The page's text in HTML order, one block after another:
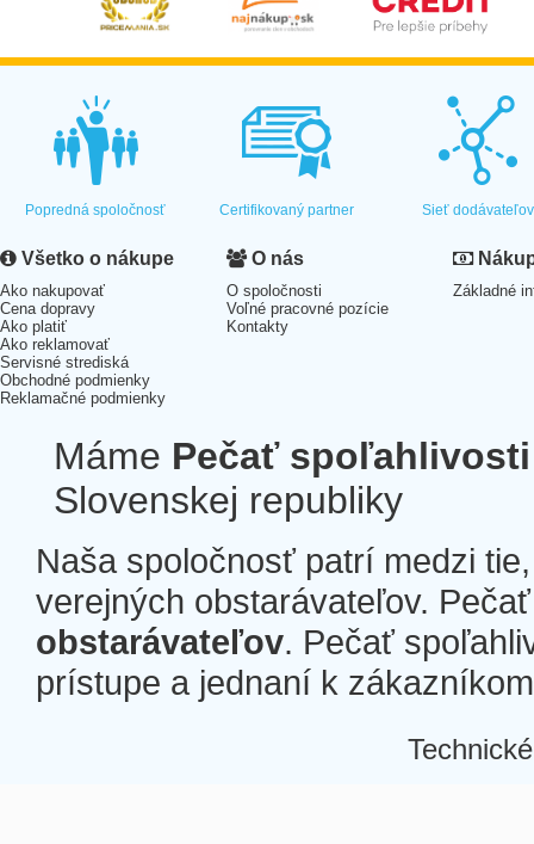
Popredná spoločnosť Certifikovaný partner Sieť dodávateľov
Všetko o nákupe
Ako nakupovať
Cena dopravy
Ako platiť
Ako reklamovať
Servisné strediská
Obchodné podmienky
Reklamačné podmienky
O nás
O spoločnosti
Voľné pracovné pozície
Kontakty
Základné
Máme Pečať spoľahlivosti
Slovenskej republiky
Naša spoločnosť patrí medzi
verejných obstarávateľov.
obstarávateľov. Pečať
prístupe a jednaní k